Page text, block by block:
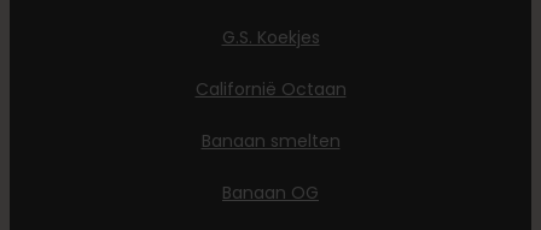
G.S. Koekjes
Californië Octaan
Banaan smelten
Banaan OG